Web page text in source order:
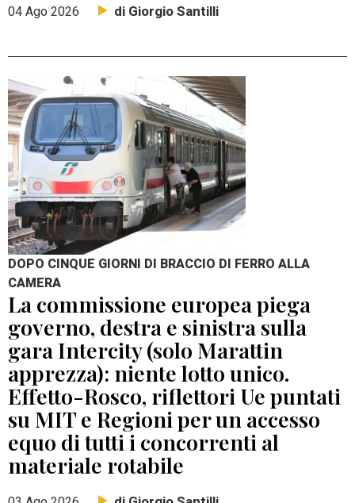
04 Ago 2026 di Giorgio Santilli
DOPO CINQUE GIORNI DI BRACCIO DI FERRO ALLA
CAMERA
La commissione europea piega
governo, destra e sinistra sulla
gara Intercity (solo Marattin
apprezza): niente lotto unico.
Effetto-Rosco, riflettori Ue puntati
su MIT e Regioni per un accesso
equo di tutti i concorrenti al
materiale rotabile